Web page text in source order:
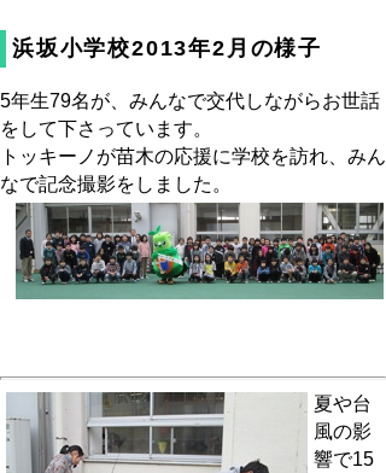
浜坂小学校2013年2月の様子
5年生79名が、みんなで交代しながらお世話
をして下さっています。
トッキーノが苗木の応援に学校を訪れ、みん
なで記念撮影をしました。
夏や台
風の影
響で15